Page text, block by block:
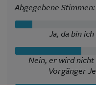
Abgegebene Stimmen:
Ja, da bin
Nein, er wird
Vorgänger